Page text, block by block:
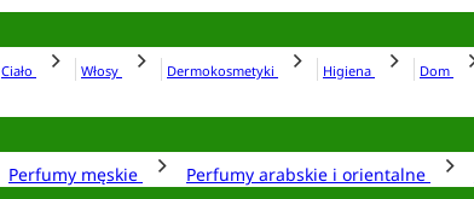
Ciało Włosy Dermokosmetyki Higiena Dom
Perfumy męskie Perfumy arabskie i orientalne